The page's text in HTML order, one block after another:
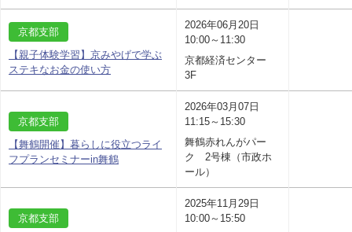
京都支部
【親子体験学習】京みやげで学ぶ
ステキなお金の使い方
2026年06月20日
10:00～11:30
京都経済センター
3F
京都支部
【舞鶴開催】暮らしに役立つライ
フプランセミナーin舞鶴
2026年03月07日
11:15～15:30
舞鶴赤れんがパー
ク 2号棟（市政ホ
ール）
京都支部
2025年11月29日
10:00～15:50